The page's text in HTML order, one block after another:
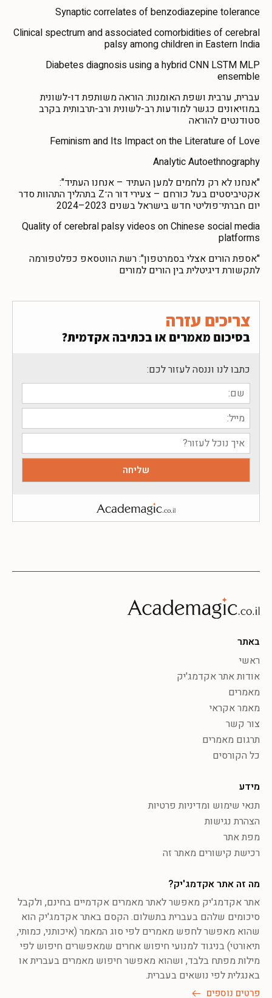
Synaptic correlates of benzodiazepine tolerance
Clinical spectrum and associated comorbidities of cerebral
palsy among children in Eastern India
Diabetes diagnosis using a hybrid CNN LSTM MLP
ensemble
עברית, ערבית ושפת האומנות: הוראה משותפת דו-לשונית
במוזיאונים כגשר למודעות רב-לשונית ורב-תרבותית בקרב
סטודנטים להוראה
Feminism and Its Impact on the Literature of Love
Analytic Autoethnography
"אנחנו לא רק נלחמים למען העתיד – אנחנו העתיד":
אקטיביסטים בעל כורחם – צעירי דור ה־Z בתהליך התהוות סדר
יום חברתי־פוליטי חדש בישראל בשנים 2023–2024
Quality of cerebral palsy videos on Chinese social media
platforms
"אספת הורים אצלי בסמרטפון": רשת הווטסאפ כפלטפורמה
לתקשורת דיגיטלית בין הורים למורים
צריכים עזרה
בסיכום מאמרים או בכתיבה אקדמית?
כתבו לנו וננסה לעזור לכם:
באתר
ראשי
אודות אתר אקדמג'יק
מאמרים
מאמר אקראי
צור קשר
תרגום מאמרים
כל הקורסים
מידע
תנאי שימוש ומדיניות פרטיות
הצהרת נגישות
מפת אתר
רכישת קישורים מאתר זה
מה זה אתר אקדמג'יק?
אתר אקדמג'יק מאפשר לאתר מאמרים אקדמיים בחינם, ולקבל
סיכומים שלהם בעברית בתשלום. הקסם באתר אקדמג'יק הוא
שהוא מאפשר לחפש מאמרים לפי סוג המאמר (איכותני, כמותי,
תיאורטי) בניגוד למנועי חיפוש אחרים שמאפשרים חיפוש לפי
מילות מפתח בלבד, ושהוא מאפשר חיפוש מאמרים בעברית או
באנגלית לפי נושאים בעברית.
פרטים נוספים